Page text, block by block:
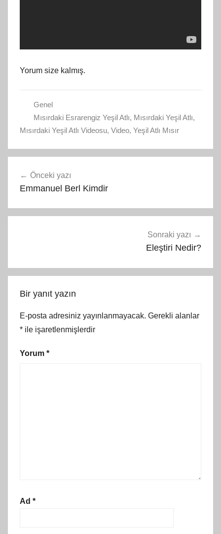
Yorum size kalmış.
Genel
Mısırdaki Esrarengiz Yeşil Atlı, Mısırdaki Yeşil Atlı,
Mısırdaki Yeşil Atlı Videosu, Video, Yeşil Atlı Mısır
gezinmesi
Önceki yazı
Emmanuel Berl Kimdir
Sonraki yazı
Eleştiri Nedir?
Bir yanıt yazın
E-posta adresiniz yayınlanmayacak. Gerekli alanlar
* ile işaretlenmişlerdir
Yorum *
Ad *